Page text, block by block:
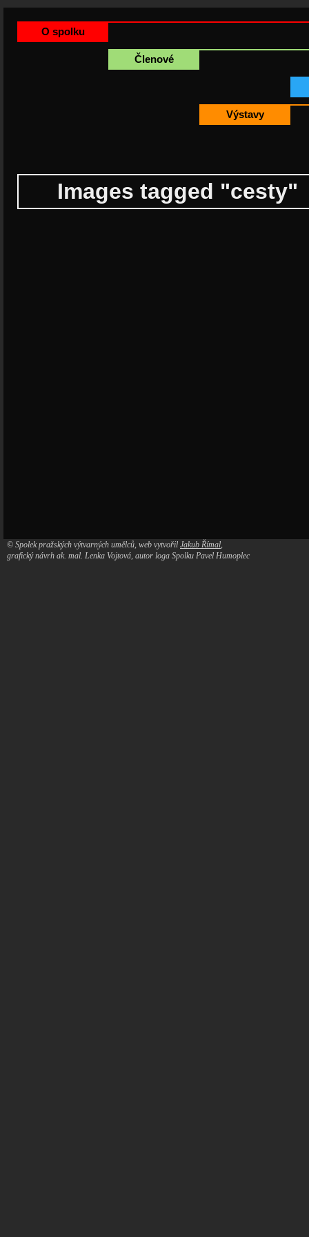
O spolku
Členové
Výstavy
Images tagged "cesty"
© Spolek pražských výtvarných umělců, web vytvořil Jakub Římal,
grafický návrh ak. mal. Lenka Vojtová, autor loga Spolku Pavel Humoplec